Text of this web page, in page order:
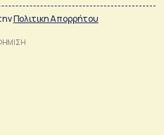
Πολιτικη Απορρήτου